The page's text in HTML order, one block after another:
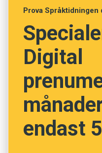
Förvanska
Framhålla
Imitera
Svamla
Prova Språktidningen
Digital
endast